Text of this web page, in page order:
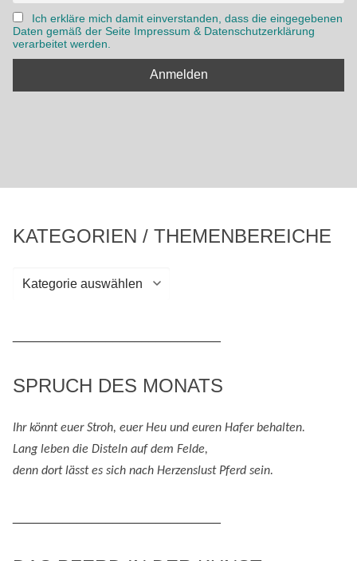
Ich erkläre mich damit einverstanden, dass die eingegebenen
Daten gemäß der Seite Impressum & Datenschutzerklärung
verarbeitet werden.
KATEGORIEN / THEMENBEREICHE
Kategorien
SPRUCH DES MONATS
Ihr könnt euer Stroh, euer Heu und euren Hafer behalten.
Lang leben die Disteln auf dem Felde,
denn dort lässt es sich nach Herzenslust Pferd sein.